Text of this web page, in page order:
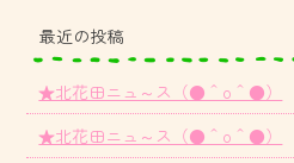
最近の投稿
★北花田ニュ～ス（●＾o＾●）
★北花田ニュ～ス（●＾o＾●）